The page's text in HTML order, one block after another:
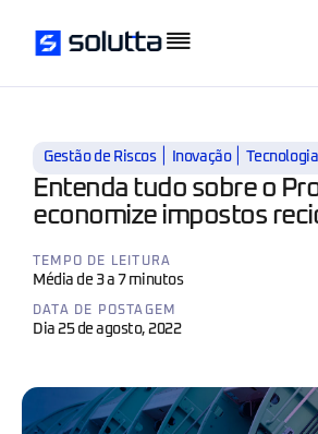
Gestão de Riscos| Inovação| Tecnologia
Entenda tudo sobre o
economize impostos
TEMPO DE LEITURA
Média de 3 a 7 minutos
DATA DE POSTAGEM
Dia 25 de agosto, 2022